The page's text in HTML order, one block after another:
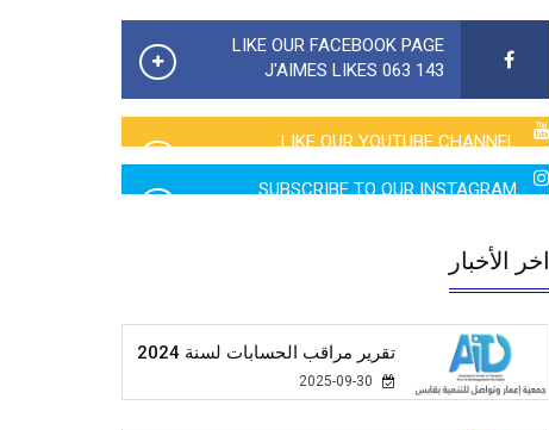
LIKE OUR FACEBOOK PAGE
143 063 J'AIMES LIKES
LIKE OUR YOUTUBE CHANNEL
2760 LIKES
SUBSCRIBE TO OUR INSTAGRAM
اخر الأخبار
تقرير مراقب الحسابات لسنة 2024